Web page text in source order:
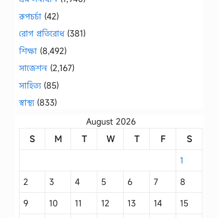
রূপচর্চা (42)
রোগ প্রতিরোধ(381)
শিক্ষা (8,492)
সাজেশন (2,167)
সাহিত্য(85)
স্বাস্থ্য(833)
August 2026
S
M T W T F
S
1
2
3 4 5 6 7
8
9
10 11 12 13 14 15